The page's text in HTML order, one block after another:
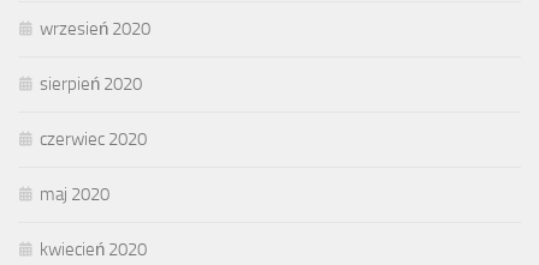
wrzesień 2020
sierpień 2020
czerwiec 2020
maj 2020
kwiecień 2020